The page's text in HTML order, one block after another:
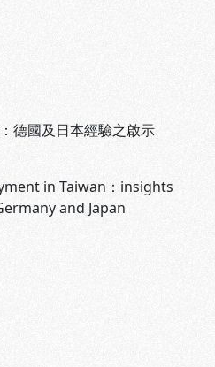
德國及日本經驗之啟示
in Taiwan：insights
and Japan